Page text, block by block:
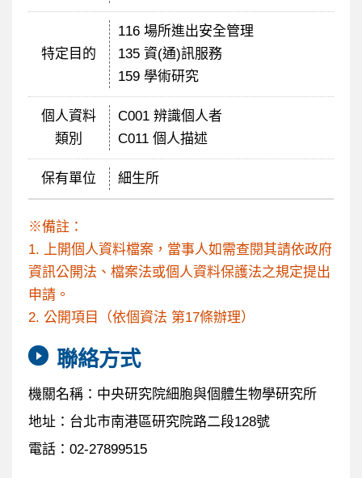
特定目的
116 場所進出安全管理
135 資(通)訊服務
159 學術研究
個人資料
類別
C001 辨識個人者
C011 個人描述
保有單位 細生所
※備註：
1. 上開個人資料檔案，當事人如需查閱其請依政府
資訊公開法、檔案法或個人資料保護法之規定提出
申請。
2. 公開項目（依個資法 第17條辦理）
聯絡方式
機關名稱：中央研究院細胞與個體生物學研究所
地址：台北市南港區研究院路二段128號
電話：02-27899515